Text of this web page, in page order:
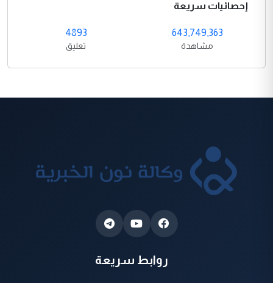
إحصائيات سريعة
643,749,363
مشاهدة
4893
تعليق
روابط سريعة